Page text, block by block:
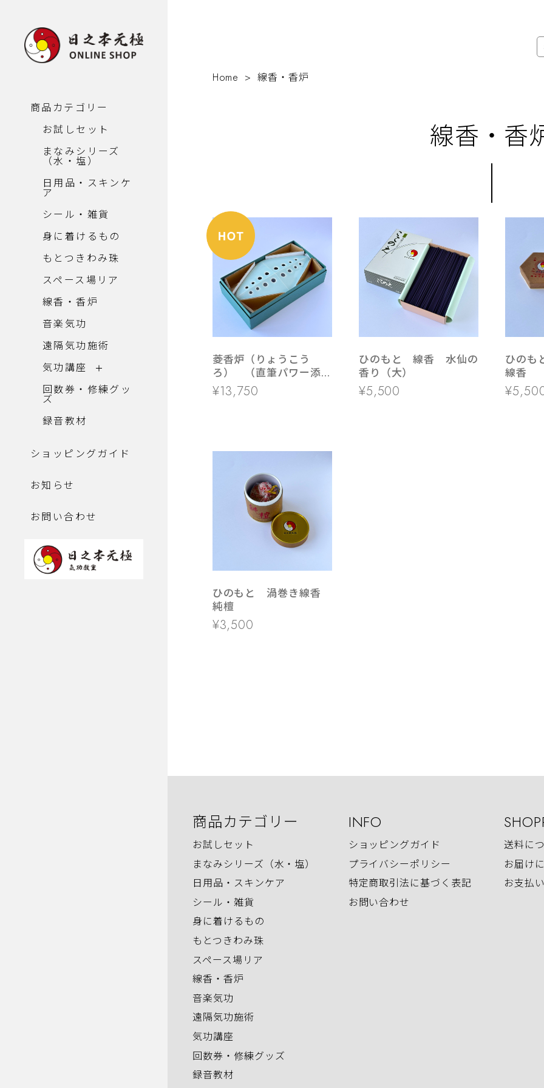
商品カテゴリー
お試しセット
まなみシリーズ
（水・塩）
日用品・スキンケ
ア
シール・雑貨
身に着けるもの
もとつきわみ珠
スペース場リア
線香・香炉
音楽気功
遠隔気功施術
気功講座
回数券・修練グッ
ズ
録音教材
ショッピングガイド
お知らせ
お問い合わせ
Home 線香・香炉
線香・香
菱香炉（りょうこう
ろ） （直筆パワー添
加)
¥13,750
ひのもと 線香 水仙の
香り（大）
¥5,500
ひのも
線香
ひのもと 渦巻き線香
純檀
¥3,500
商品カテゴリー
お試しセット
まなみシリーズ（水・塩）
日用品・スキンケア
シール・雑貨
身に着けるもの
もとつきわみ珠
スペース場リア
線香・香炉
音楽気功
遠隔気功施術
気功講座
回数券・修練グッズ
録音教材
INFO
ショッピングガイド
プライバシーポリシー
特定商取引法に基づく表記
お問い合わせ
送料に
お届け
お支払